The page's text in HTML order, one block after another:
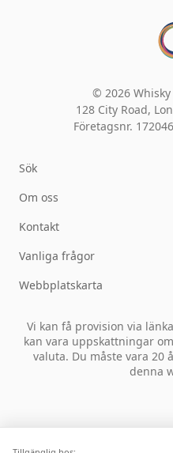
© 2026
128 City Road,
Företagsnr.
Sök
Om oss
Kontakt
Vanliga frågor
Webbplatskarta
Vi kan få provision via
kan vara uppskattningar
valuta. Du måste vara 20
denna